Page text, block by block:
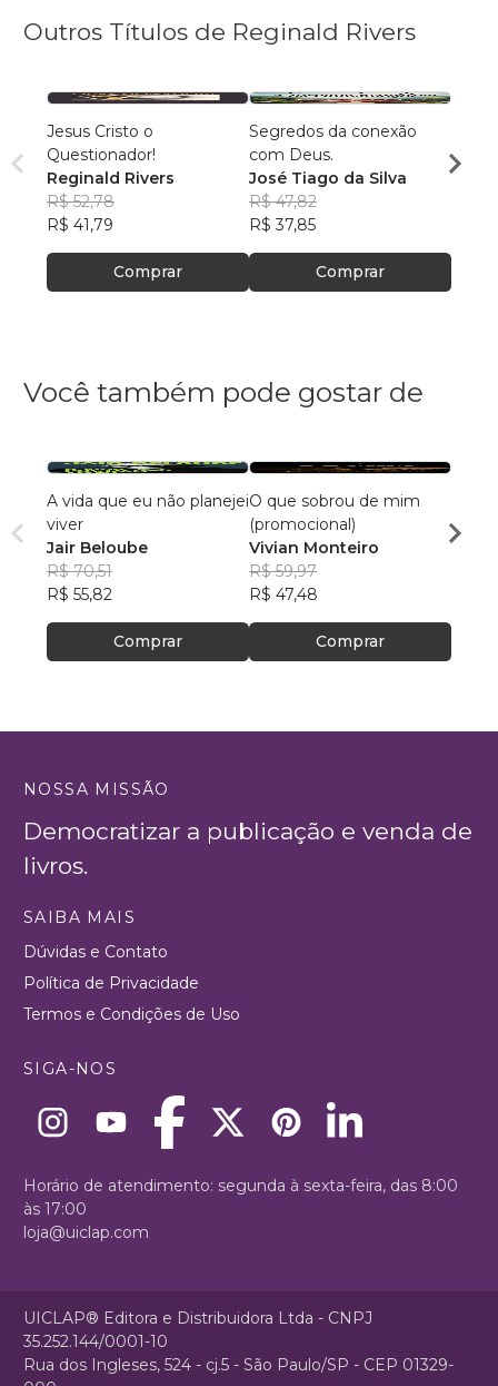
Outros Títulos de Reginald Rivers
Jesus Cristo o
Questionador!
Reginald Rivers
R$ 52,78
R$ 41,79
Comprar
Segredos da conexão
com Deus.
José Tiago da Silva
R$ 47,82
R$ 37,85
Comprar
José
R$
Você também pode gostar de
A vida que eu não planejei
viver
Jair Beloube
R$ 70,51
R$ 55,82
Comprar
O que sobrou de mim
(promocional)
Vivian Monteiro
R$ 59,97
R$ 47,48
Comprar
R$
NOSSA MISSÃO
Democratizar a publicação e venda de
livros.
SAIBA MAIS
Dúvidas e Contato
Política de Privacidade
Termos e Condições de Uso
SIGA-NOS
Horário de atendimento: segunda à sexta-feira, das 8:00
às 17:00
loja@uiclap.com
UICLAP® Editora e Distribuidora Ltda - CNPJ
35.252.144/0001-10
Rua dos Ingleses, 524 - cj.5 - São Paulo/SP - CEP 01329-